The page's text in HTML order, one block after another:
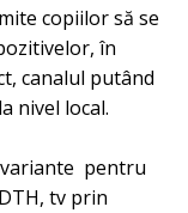
copiilor să se
în
canalul putând
nivel local.
pentru
tv prin